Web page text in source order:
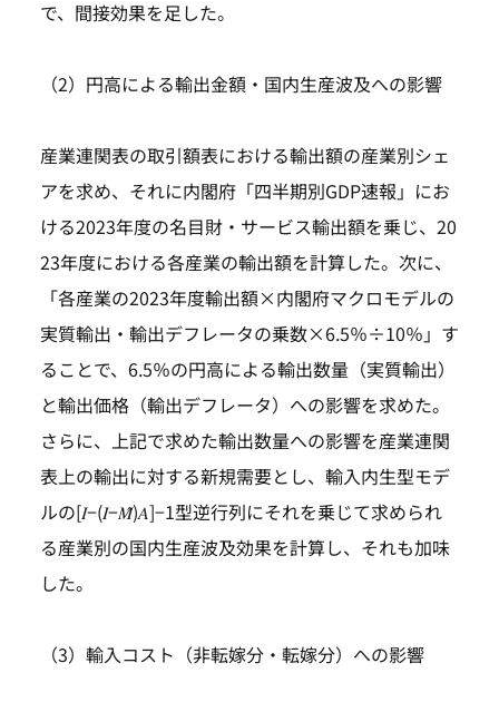
で、間接効果を足した。
（2）円高による輸出金額・国内生産波及への影響
産業連関表の取引額表における輸出額の産業別シェ
アを求め、それに内閣府「四半期別GDP速報」にお
ける2023年度の名目財・サービス輸出額を乗じ、20
23年度における各産業の輸出額を計算した。次に、
「各産業の2023年度輸出額×内閣府マクロモデルの
実質輸出・輸出デフレータの乗数×6.5％÷10％」す
ることで、6.5％の円高による輸出数量（実質輸出）
と輸出価格（輸出デフレータ）への影響を求めた。
さらに、上記で求めた輸出数量への影響を産業連関
表上の輸出に対する新規需要とし、輸入内生型モデ
ルの[𝐼−(𝐼−𝑀̂)𝐴]−1型逆行列にそれを乗じて求められ
る産業別の国内生産波及効果を計算し、それも加味
した。
（3）輸入コスト（非転嫁分・転嫁分）への影響